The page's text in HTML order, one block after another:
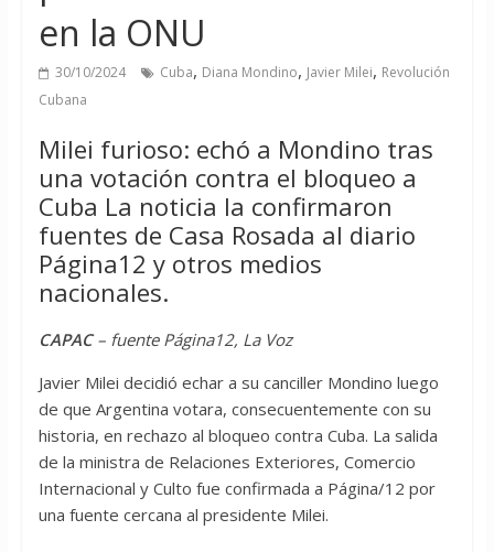
en la ONU
30/10/2024 Cuba, Diana Mondino, Javier Milei, Revolución
Cubana
Milei furioso: echó a Mondino tras
una votación contra el bloqueo a
Cuba La noticia la confirmaron
fuentes de Casa Rosada al diario
Página12 y otros medios
nacionales.
CAPAC– fuente Página12, La Voz
Javier Milei decidió echar a su canciller Mondino luego
de que Argentina votara, consecuentemente con su
historia, en rechazo al bloqueo contra Cuba. La salida
de la ministra de Relaciones Exteriores, Comercio
Internacional y Culto fue confirmada a Página/12 por
una fuente cercana al presidente Milei.